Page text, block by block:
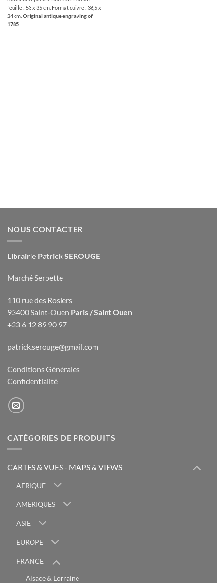
feuille : 53 x 35 cm. Format cuivre : 36,5 x
24 cm. Original antique engraving of
1785
NOUS CONTACTER
Librairie Patrick SEROUGE
Marché Serpette
110 rue des Rosiers
93400 Saint-Ouen Paris / Saint Ouen
+33 6 12 89 90 97
patrick.serouge@gmail.com
Conditions Générales
Confidentialité
CATÉGORIES DE PRODUITS
CARTES & VUES - MAPS & VIEWS
AFRIQUE
AMERIQUES
ASIE
EUROPE
FRANCE
Alsace & Lorraine